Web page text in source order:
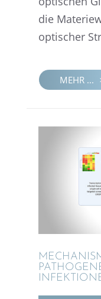
die
optischer
MEHR ...